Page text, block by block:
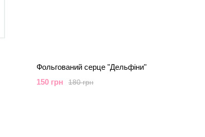
Фольгований серце "Дельфіни"
180 грн
150 грн